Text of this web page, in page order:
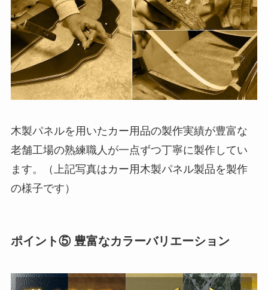
木製パネルを用いたカー用品の製作実績が豊富な
老舗工場の熟練職人が一点ずつ丁寧に製作してい
ます。（上記写真はカー用木製パネル製品を製作
の様子です）
ポイント⑤ 豊富なカラーバリエーション